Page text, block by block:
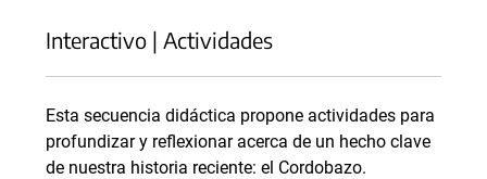
Interactivo | Actividades
Esta secuencia didáctica propone actividades para
profundizar y reflexionar acerca de un hecho clave
de nuestra historia reciente: el Cordobazo.